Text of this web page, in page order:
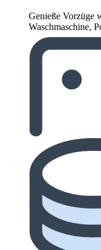
Genieße Vorzüge
Waschmaschine,